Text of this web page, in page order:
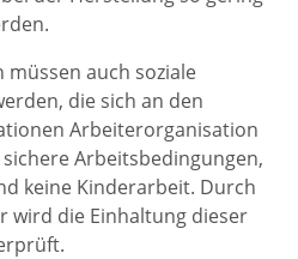
müssen auch soziale
die sich an den
Arbeiterorganisation
Arbeitsbedingungen,
keine Kinderarbeit. Durch
wird die Einhaltung dieser